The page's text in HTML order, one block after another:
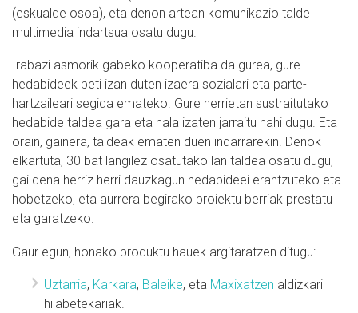
(eskualde osoa), eta denon artean komunikazio talde
multimedia indartsua osatu dugu.
Irabazi asmorik gabeko kooperatiba da gurea, gure
hedabideek beti izan duten izaera sozialari eta parte-
hartzaileari segida emateko. Gure herrietan sustraitutako
hedabide taldea gara eta hala izaten jarraitu nahi dugu. Eta
orain, gainera, taldeak ematen duen indarrarekin. Denok
elkartuta, 30 bat langilez osatutako lan taldea osatu dugu,
gai dena herriz herri dauzkagun hedabideei erantzuteko eta
hobetzeko, eta aurrera begirako proiektu berriak prestatu
eta garatzeko.
Gaur egun, honako produktu hauek argitaratzen ditugu:
Uztarria, Karkara, Baleike, eta Maxixatzen aldizkari
hilabetekariak.